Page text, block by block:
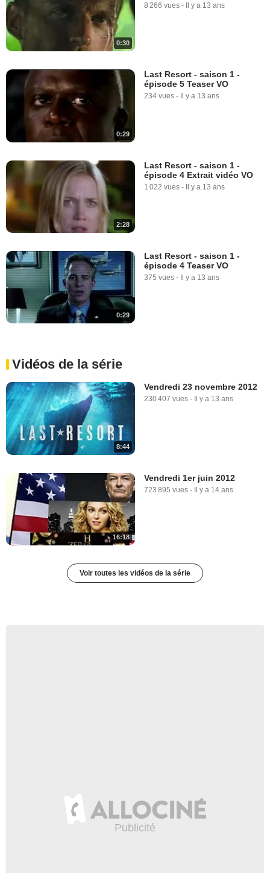
0:30
8 266 vues - Il y a 13 ans
0:29
Last Resort - saison 1 -
épisode 5 Teaser VO
234 vues - Il y a 13 ans
2:28
Last Resort - saison 1 -
épisode 4 Extrait vidéo VO
1 022 vues - Il y a 13 ans
0:29
Last Resort - saison 1 -
épisode 4 Teaser VO
375 vues - Il y a 13 ans
Vidéos de la série
8:44
Vendredi 23 novembre 2012
230 407 vues - Il y a 13 ans
16:18
Vendredi 1er juin 2012
723 895 vues - Il y a 14 ans
Voir toutes les vidéos de la série